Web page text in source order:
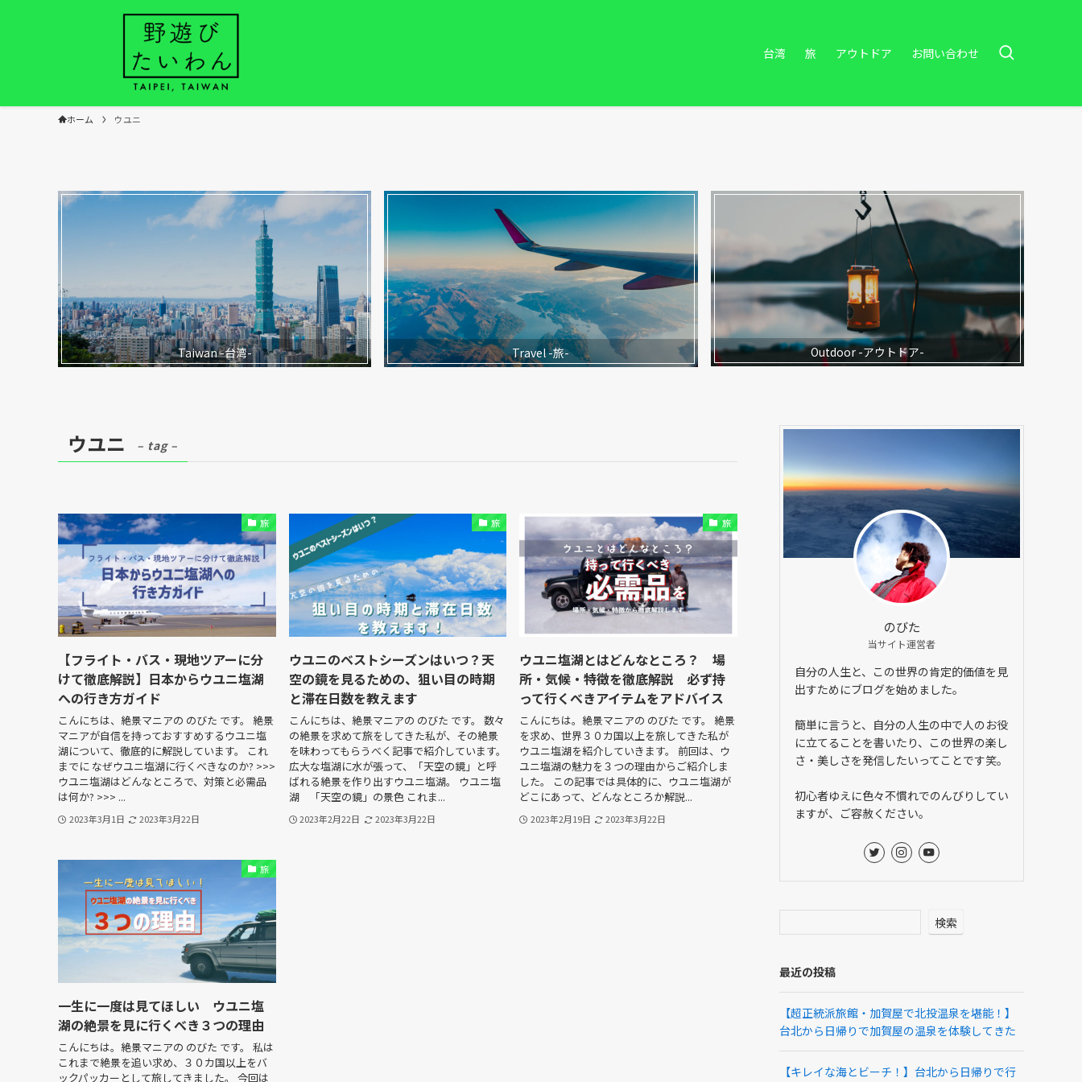
台湾 旅 アウトドア お問い合わせ
ホーム ウユニ
Taiwan -台湾- Travel -旅- Outdoor -アウトドア-
ウユニ – tag –
旅
【フライト・バス・現地ツアーに分
けて徹底解説】日本からウユニ塩湖
への行き方ガイド
こんにちは、絶景マニアの のびた です。 絶景
マニアが自信を持っておすすめするウユニ塩
湖について、徹底的に解説しています。 これ
までに なぜウユニ塩湖に行くべきなのか? >>>
ウユニ塩湖はどんなところで、対策と必需品
は何か? >>> ...
2023年3月1日 2023年3月22日
旅
ウユニのベストシーズンはいつ？天
空の鏡を見るための、狙い目の時期
と滞在日数を教えます
こんにちは、絶景マニアの のびた です。 数々
の絶景を求めて旅をしてきた私が、その絶景
を味わってもらうべく記事で紹介しています。
広大な塩湖に水が張って、「天空の鏡」と呼
ばれる絶景を作り出すウユニ塩湖。 ウユニ塩
湖 「天空の鏡」の景色 これま...
2023年2月22日 2023年3月22日
旅
ウユニ塩湖とはどんなところ？ 場
所・気候・特徴を徹底解説 必ず持
って行くべきアイテムをアドバイス
こんにちは。絶景マニアの のびた です。 絶景
を求め、世界３０カ国以上を旅してきた私が
ウユニ塩湖を紹介していきます。 前回は、ウ
ユニ塩湖の魅力を３つの理由からご紹介しま
した。 この記事では具体的に、ウユニ塩湖が
どこにあって、どんなところか解説...
2023年2月19日 2023年3月22日
旅
一生に一度は見てほしい ウユニ塩
湖の絶景を見に行くべき３つの理由
こんにちは。絶景マニアの のびた です。 私は
これまで絶景を追い求め、３０カ国以上をバ
ックパッカーとして旅してきました。 今回は
のびた
当サイト運営者
自分の人生と、この世界の肯定的価値を見
出すためにブログを始めました。
簡単に言うと、自分の人生の中で人のお役
に立てることを書いたり、この世界の楽し
さ・美しさを発信したいってことです笑。
初心者ゆえに色々不慣れでのんびりしてい
ますが、ご容赦ください。
検索
最近の投稿
【超正統派旅館・加賀屋で北投温泉を堪能！】
台北から日帰りで加賀屋の温泉を体験してきた
【キレイな海とビーチ！】台北から日帰りで行